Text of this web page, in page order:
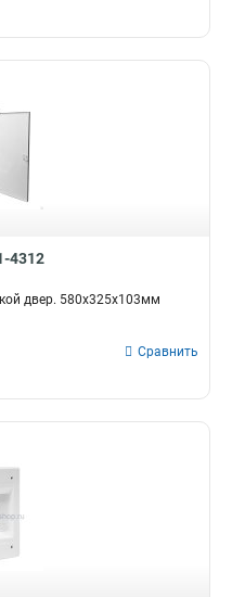
4312
двер. 580х325х103мм
Сравнить